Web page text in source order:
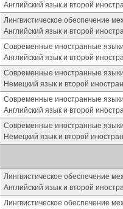
Английский язык и второй
Лингвистическое обеспечение
Английский язык и второй
Современные иностранные
Английский язык и второй
Современные иностранные
Немецкий язык и второй
Современные иностранные
Английский язык и второй
Современные иностранные
Немецкий язык и второй
Лингвистическое обеспечение
Английский язык и второй
Лингвистическое обеспечение